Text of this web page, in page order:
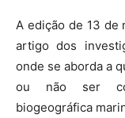
A edição de 13 de
artigo dos
onde se aborda a
ou não ser
biogeográfica